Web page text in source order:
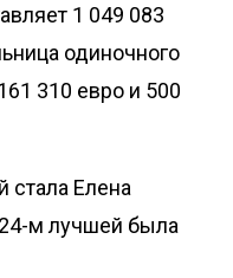
1 049 083
одиночного
310 евро и 500
стала Елена
м лучшей была